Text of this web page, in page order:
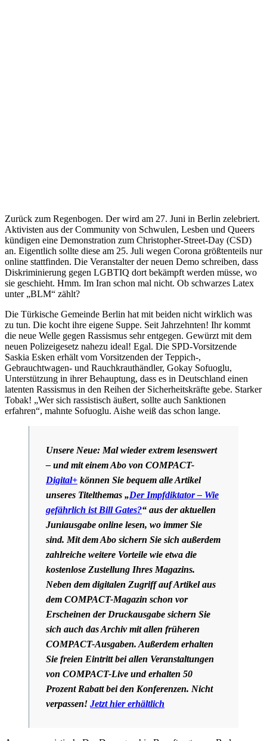
Zurück zum Regenbogen. Der wird am 27. Juni in Berlin zelebriert.
Aktivisten aus der Community von Schwulen, Lesben und Queers
kündigen eine Demonstration zum Christopher-Street-Day (CSD)
an. Eigentlich sollte diese am 25. Juli wegen Corona größtenteils nur
online stattfinden. Die Veranstalter der neuen Demo schreiben, dass
Diskriminierung gegen LGBTIQ dort bekämpft werden müsse, wo
sie geschieht. Hmm. Im Iran schon mal nicht. Ob schwarzes Latex
unter „BLM“ zählt?
Die Türkische Gemeinde Berlin hat mit beiden nicht wirklich was
zu tun. Die kocht ihre eigene Suppe. Seit Jahrzehnten! Ihr kommt
die neue Welle gegen Rassismus sehr entgegen. Gewürzt mit dem
neuen Polizeigesetz nahezu ideal! Egal. Die SPD-Vorsitzende
Saskia Esken erhält vom Vorsitzenden der Teppich-,
Gebrauchtwagen- und Rauchkrauthändler, Gokay Sofuoglu,
Unterstützung in ihrer Behauptung, dass es in Deutschland einen
latenten Rassismus in den Reihen der Sicherheitskräfte gebe. Starker
Tobak! „Wer sich rassistisch äußert, sollte auch Sanktionen
erfahren“, mahnte Sofuoglu. Aishe weiß das schon lange.
Unsere Neue: Mal wieder extrem lesenswert
– und mit einem Abo von COMPACT-
Digital+ können Sie bequem alle Artikel
unseres Titelthemas „Der Impfdiktator – Wie
gefährlich ist Bill Gates?“ aus der aktuellen
Juniausgabe online lesen, wo immer Sie
sind. Mit dem Abo sichern Sie sich außerdem
zahlreiche weitere Vorteile wie etwa die
kostenlose Zustellung Ihres Magazins.
Neben dem digitalen Zugriff auf Artikel aus
dem COMPACT-Magazin schon vor
Erscheinen der Druckausgabe sichern Sie
sich auch das Archiv mit allen früheren
COMPACT-Ausgaben. Außerdem erhalten
Sie freien Eintritt bei allen Veranstaltungen
von COMPACT-Live und erhalten 50
Prozent Rabatt bei den Konferenzen. Nicht
verpassen! Jetzt hier erhältlich